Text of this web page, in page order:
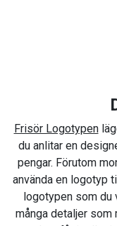
Frisör Logotypen
du anlitar en
pengar. Förutom
använda en logotyp
logotypen som du
många detaljer som